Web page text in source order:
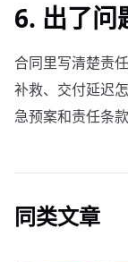
6. 出了问
合同里写清楚责
补救、交付延迟
急预案和责任条
同类文章